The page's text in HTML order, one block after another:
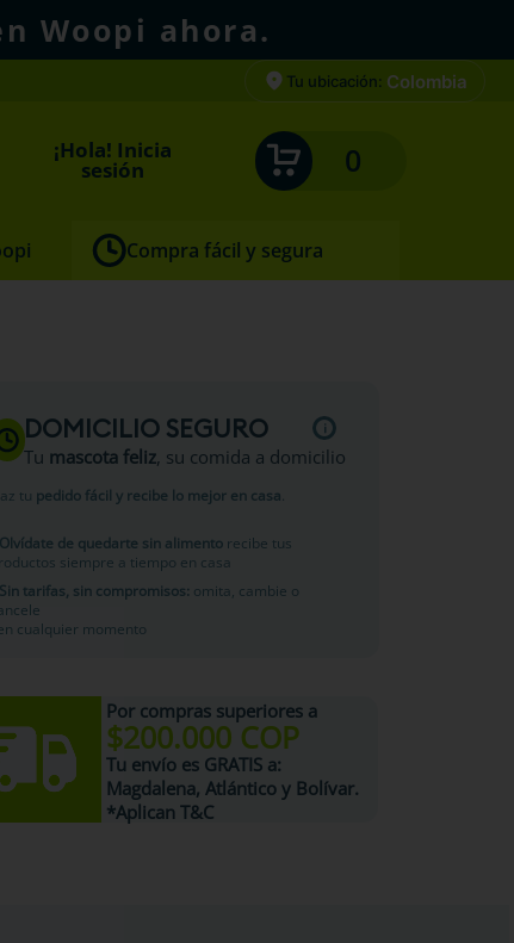
Woopi ahora.
Tu ubicación: Colombia
¡Hola! Inicia
sesión 0
Compra fácil y segura
DOMICILIO SEGURO
Tu mascota feliz, su comida a domicilio
tu pedido fácil y recibe lo mejor en casa
de quedarte sin alimentorecibe tus
siempre a tiempo en casa
tarifas, sin compromisos: omita, cambie o
cualquier momento
Por compras superiores a
$200.000 COP
Tu envío es GRATISa:
Magdalena, Atlántico y Bolívar.
*Aplican T&C